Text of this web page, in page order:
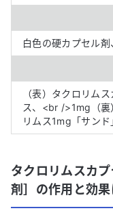
白色の硬カプセル
（表）タクロリム
ス、<br />1mg（
リムス1mg「サン
タクロリムスカ
剤］の作用と効果